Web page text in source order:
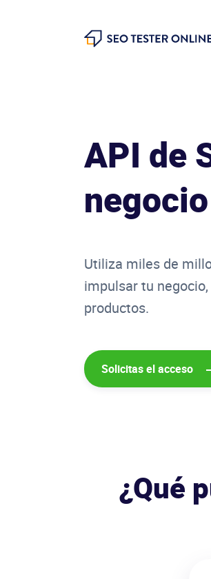
API de
Utiliza miles de
impulsar tu
productos.
Solicitas el acceso
¿Qué